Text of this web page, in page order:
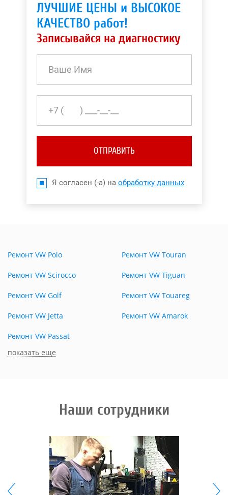
ЛУЧШИЕ ЦЕНЫ и ВЫСОКОЕ
КАЧЕСТВО работ!
Записывайся на диагностику
ОТПРАВИТЬ
Я согласен (-а) на обработку данных
Ремонт VW Polo
Ремонт VW Scirocco
Ремонт VW Golf
Ремонт VW Jetta
Ремонт VW Passat
Ремонт VW Touran
Ремонт VW Tiguan
Ремонт VW Touareg
Ремонт VW Amarok
показать еще
Наши сотрудники